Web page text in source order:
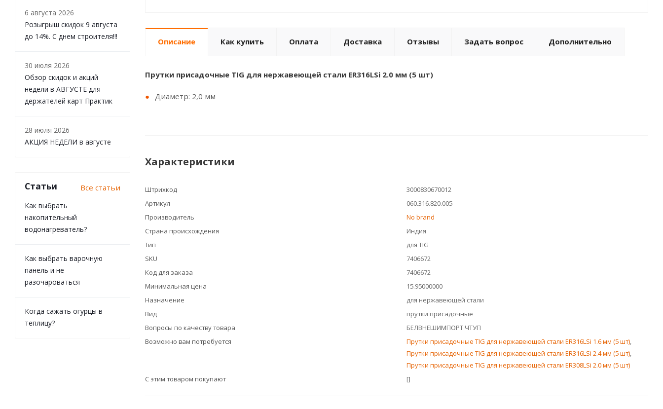
Описание Как купить Оплата Доставка Отзывы Задать вопрос Дополнительно
Прутки присадочные TIG для нержавеющей стали ER316LSi 2.0 мм (5 шт)
Диаметр: 2,0 мм
Характеристики
Штрихкод
3000830670012
Артикул
060.316.820.005
Производитель
No brand
Страна происхождения
Индия
Тип
для TIG
SKU
7406672
Код для заказа
7406672
Минимальная цена
15.95000000
Назначение
для нержавеющей стали
Вид
прутки присадочные
Вопросы по качеству товара
БЕЛВНЕШИМПОРТ ЧТУП
Возможно вам потребуется
Прутки присадочные TIG для нержавеющей стали ER316LSi 1.6 мм (5 шт),
Прутки присадочные TIG для нержавеющей стали ER316LSi 2.4 мм (5 шт),
Прутки присадочные TIG для нержавеющей стали ER308LSi 2.0 мм (5 шт)
С этим товаром покупают
[]
6 августа 2026
Розыгрыш скидок 9 августа
до 14%. С днем строителя!!!
30 июля 2026
Обзор скидок и акций
недели в АВГУСТЕ для
держателей карт Практик
28 июля 2026
АКЦИЯ НЕДЕЛИ в августе
Статьи Все статьи
Как выбрать
накопительный
водонагреватель?
Как выбрать варочную
панель и не
разочароваться
Когда сажать огурцы в
теплицу?